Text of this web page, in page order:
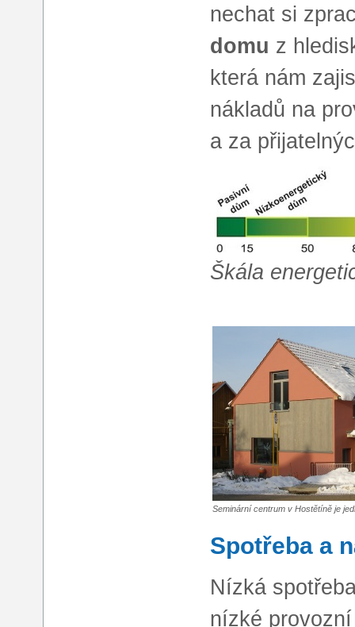
nechat si
domu z
která nám
nákladů na
a za
Škála
Seminární centrum v Hostětíně je
Spotřeba a
Nízká
nízké